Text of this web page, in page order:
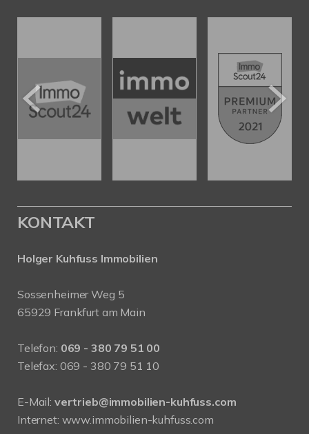
KONTAKT
Holger Kuhfuss Immobilien
Sossenheimer Weg 5
65929 Frankfurt am Main
Telefon: 069 - 380 79 51 00
Telefax: 069 - 380 79 51 10
E-Mail: vertrieb@immobilien-kuhfuss.com
Internet: www.immobilien-kuhfuss.com